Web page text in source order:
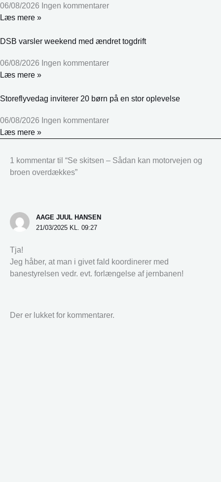
06/08/2026 Ingen kommentarer
Læs mere »
DSB varsler weekend med ændret togdrift
06/08/2026 Ingen kommentarer
Læs mere »
Storeflyvedag inviterer 20 børn på en stor oplevelse
06/08/2026 Ingen kommentarer
Læs mere »
1 kommentar til “Se skitsen – Sådan kan motorvejen og
broen overdækkes”
AAGE JUUL HANSEN
21/03/2025 KL. 09:27
Tja!
Jeg håber, at man i givet fald koordinerer med
banestyrelsen vedr. evt. forlængelse af jernbanen!
Der er lukket for kommentarer.